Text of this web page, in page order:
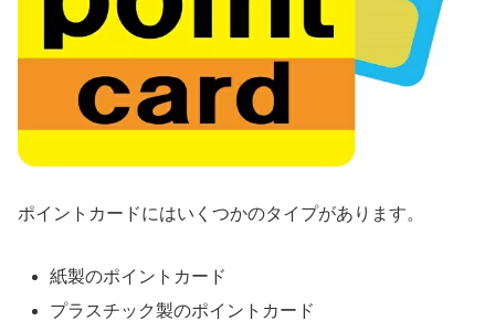
ポイントカードにはいくつかのタイプがあります。
紙製のポイントカード
プラスチック製のポイントカード